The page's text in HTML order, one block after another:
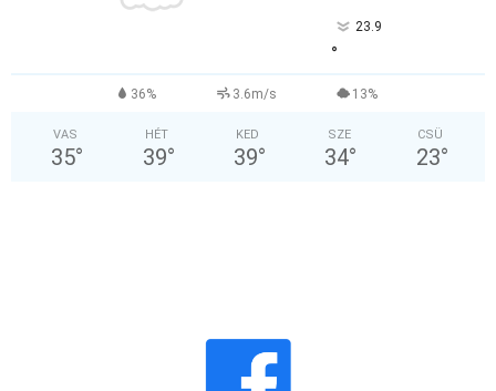
23.9
°
36% 3.6m/s 13%
VAS
35°
HÉT
39°
KED
39°
SZE
34°
CSÜ
23°